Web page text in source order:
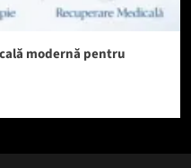
modernă pentru